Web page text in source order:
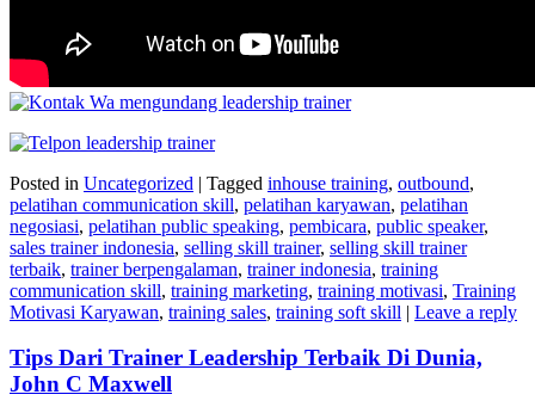
Posted in Uncategorized | Tagged inhouse training, outbound,
pelatihan communication skill, pelatihan karyawan, pelatihan
negosiasi, pelatihan public speaking, pembicara, public speaker,
sales trainer indonesia, selling skill trainer, selling skill trainer
terbaik, trainer berpengalaman, trainer indonesia, training
communication skill, training marketing, training motivasi, Training
Motivasi Karyawan, training sales, training soft skill | Leave a reply
Tips Dari Trainer Leadership Terbaik Di Dunia,
John C Maxwell